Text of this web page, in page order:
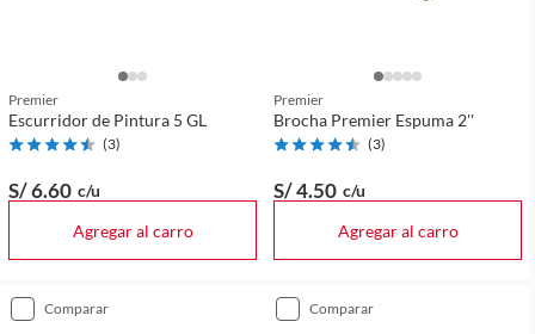
Premier
Escurridor de Pintura 5 GL
(3)
S/ 6.60 c/u
Agregar al carro
Premier
Brocha Premier Espuma 2''
(3)
S/ 4.50 c/u
Agregar al carro
comparar comparar